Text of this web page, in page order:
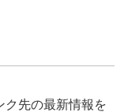
先の最新情報を